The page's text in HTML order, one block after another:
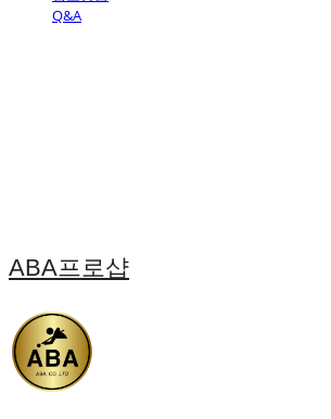
Q&A
ABA프로샵